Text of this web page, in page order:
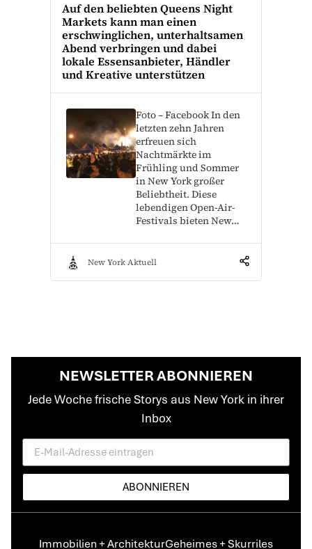
Auf den beliebten Queens Night
Markets kann man einen
erschwinglichen, unterhaltsamen
Abend verbringen und dabei
lokale Essensanbieter, Händler
und Kreative unterstützen
Foto – Facebook In den
letzten zehn Jahren
erfreuen sich
Nachtmärkte im
Frühling und Sommer
in New York großer
Beliebtheit. Diese
lebendigen Open-Air-
Festivals bieten New…
New York Aktuell
NEWSLETTER ABONNIEREN
Jede Woche frische Storys aus New York in ihrer
Inbox
ABONNIEREN
Immobilien + ArchitekturGeheimes + Skurriles